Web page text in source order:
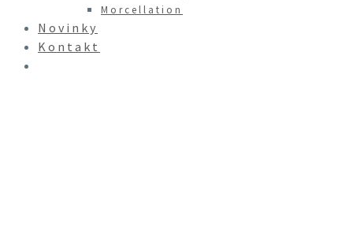
Morcellation
Novinky
Kontakt